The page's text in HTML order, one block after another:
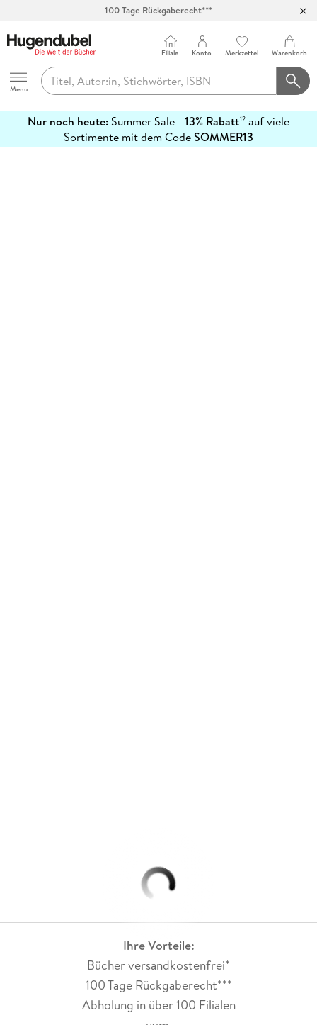
100 Tage Rückgaberecht***
Hugendubel
Menu
Filiale Konto Merkzettel Warenkorb
Nur noch heute: Summer Sale - 13% Rabatt12 auf viele
Sortimente mit dem CodeSOMMER13
erfahren
Ihre Vorteile:
Bücher versandkostenfrei*
100 Tage Rückgaberecht***
Abholung in über 100 Filialen